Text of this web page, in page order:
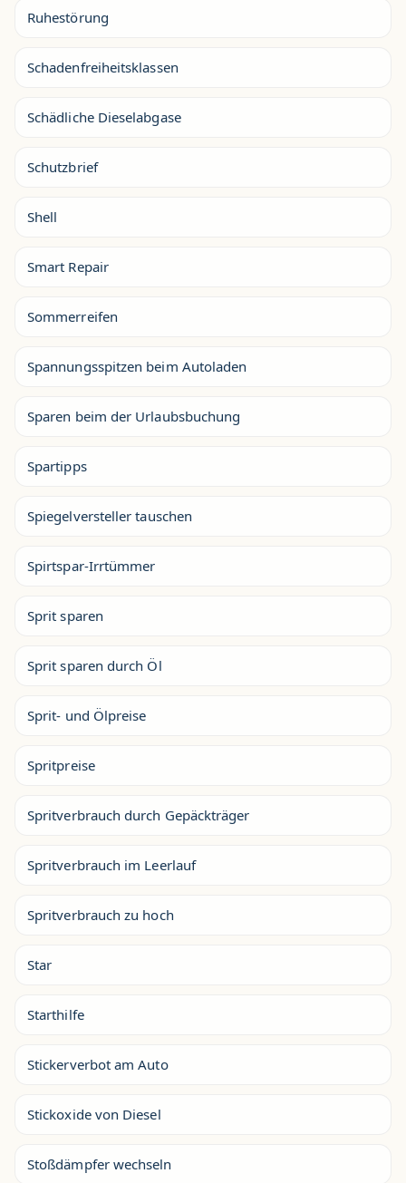
Ruhestörung
Schadenfreiheitsklassen
Schädliche Dieselabgase
Schutzbrief
Shell
Smart Repair
Sommerreifen
Spannungsspitzen beim Autoladen
Sparen beim der Urlaubsbuchung
Spartipps
Spiegelversteller tauschen
Spirtspar-Irrtümmer
Sprit sparen
Sprit sparen durch Öl
Sprit- und Ölpreise
Spritpreise
Spritverbrauch durch Gepäckträger
Spritverbrauch im Leerlauf
Spritverbrauch zu hoch
Star
Starthilfe
Stickerverbot am Auto
Stickoxide von Diesel
Stoßdämpfer wechseln